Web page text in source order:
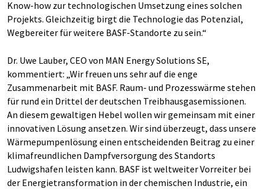
Know-how zur technologischen Umsetzung eines solchen
Projekts. Gleichzeitig birgt die Technologie das Potenzial,
Wegbereiter für weitere BASF-Standorte zu sein.“
Dr. Uwe Lauber, CEO von MAN Energy Solutions SE,
kommentiert: „Wir freuen uns sehr auf die enge
Zusammenarbeit mit BASF. Raum- und Prozesswärme stehen
für rund ein Drittel der deutschen Treibhausgasemissionen.
An diesem gewaltigen Hebel wollen wir gemeinsam mit einer
innovativen Lösung ansetzen. Wir sind überzeugt, dass unsere
Wärmepumpenlösung einen entscheidenden Beitrag zu einer
klimafreundlichen Dampfversorgung des Standorts
Ludwigshafen leisten kann. BASF ist weltweiter Vorreiter bei
der Energietransformation in der chemischen Industrie, ein